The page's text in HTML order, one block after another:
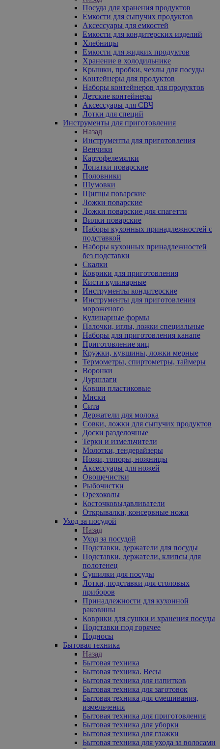
Посуда для хранения продуктов
Емкости для сыпучих продуктов
Аксессуары для емкостей
Емкости для кондитерских изделий
Хлебницы
Емкости для жидких продуктов
Хранение в холодильнике
Крышки, пробки, чехлы для посуды
Контейнеры для продуктов
Наборы контейнеров для продуктов
Детские контейнеры
Аксессуары для СВЧ
Лотки для специй
Инструменты для приготовления
Назад
Инструменты для приготовления
Венчики
Картофелемялки
Лопатки поварские
Половники
Шумовки
Щипцы поварские
Ложки поварские
Ложки поварские для спагетти
Вилки поварские
Наборы кухонных принадлежностей с
подставкой
Наборы кухонных принадлежностей
без подставки
Скалки
Коврики для приготовления
Кисти кулинарные
Инструменты кондитерские
Инструменты для приготовления
мороженого
Кулинарные формы
Палочки, иглы, ложки специальные
Наборы для приготовления канапе
Приготовление яиц
Кружки, кувшины, ложки мерные
Термометры, спиртометры, таймеры
Воронки
Дуршлаги
Ковши пластиковые
Миски
Сита
Держатели для молока
Совки, ложки для сыпучих продуктов
Доски разделочные
Терки и измельчители
Молотки, тендерайзеры
Ножи, топоры, ножницы
Аксессуары для ножей
Овощечистки
Рыбочистки
Орехоколы
Косточковыдавливатели
Открывалки, консервные ножи
Уход за посудой
Назад
Уход за посудой
Подставки, держатели для посуды
Подставки, держатели, клипсы для
полотенец
Сушилки для посуды
Лотки, подставки для столовых
приборов
Принадлежности для кухонной
раковины
Коврики для сушки и хранения посуды
Подставки под горячее
Подносы
Бытовая техника
Назад
Бытовая техника
Бытовая техника. Весы
Бытовая техника для напитков
Бытовая техника для заготовок
Бытовая техника для смешивания,
измельчения
Бытовая техника для приготовления
Бытовая техника для уборки
Бытовая техника для глажки
Бытовая техника для ухода за волосами